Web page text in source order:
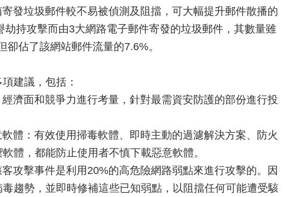
發垃圾郵件較不易被偵測及阻擋，可大幅提升郵件散播的
持攻擊而由3大網路電子郵件寄發的垃圾郵件，其數量雖
佔了該網站郵件流量的7.6%。
建議，包括：
濟面和競爭力進行考量，針對最需資安防護的部份進行投
體：有效使用掃毒軟體、即時主動的過濾解決方案、防火
體，都能防止使用者不慎下載惡意軟體。
攻擊事件是利用20%的高危險網路弱點來進行攻擊的。因
趨勢，並即時修補這些已知弱點，以阻擋任何可能遭受駭